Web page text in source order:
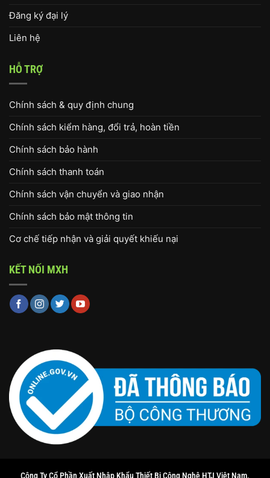
Đăng ký đại lý
Liên hệ
HỖ TRỢ
Chính sách & quy định chung
Chính sách kiểm hàng, đổi trả, hoàn tiền
Chính sách bảo hành
Chính sách thanh toán
Chính sách vận chuyển và giao nhận
Chính sách bảo mật thông tin
Cơ chế tiếp nhận và giải quyết khiếu nại
KẾT NỐI MXH
Công Ty Cổ Phần Xuất Nhập Khẩu Thiết Bị Công Nghệ HTJ Việt Nam.